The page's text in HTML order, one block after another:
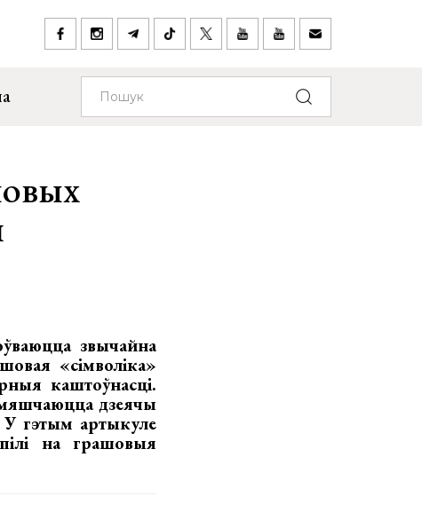
звычайна
«сімволіка»
каштоўнасці.
дзеячы
У гэтым артыкуле
на грашовыя